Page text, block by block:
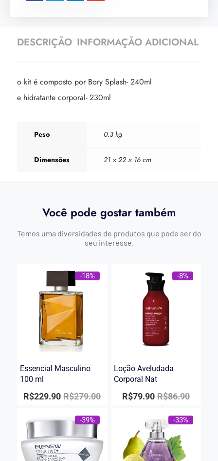
DESCRIÇÃO INFORMAÇÃO ADICIONAL
o kit é composto por Bory Splash- 240ml
e hidratante corporal- 230ml
Peso 0.3 kg
Dimensões 21 × 22 × 16 cm
Você pode gostar também
Temos uma diversidades de produtos que pode ser do
seu interesse.
-18%
Essencial Masculino
100 ml
R$279.00
R$229.90
-8%
Loção Aveludada
Corporal Nat
R$86.90
R$79.90
-39% -33%